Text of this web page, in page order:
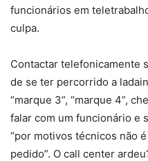
funcionários em
culpa.
Contactar telefonicamente
de se ter percorrido a
“marque 3”, “marque 4”,
falar com um funcionário e
“por motivos técnicos não
pedido”. O call center